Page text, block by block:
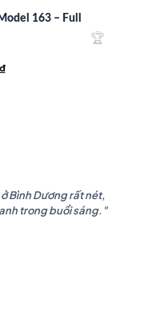
là:
163 – Full
₫
🏆
Bình Dương rất nét,
trong buổi sáng."